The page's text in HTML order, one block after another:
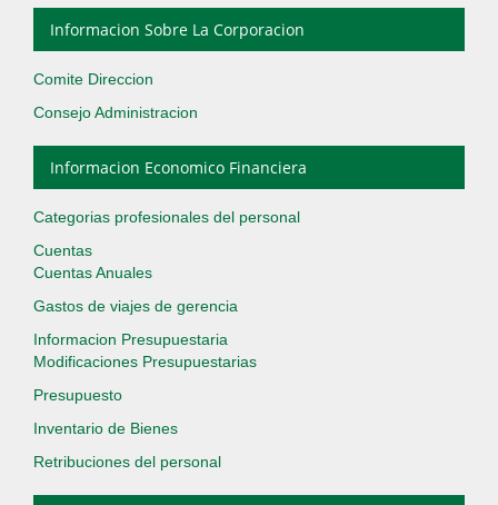
Informacion Sobre La Corporacion
Comite Direccion
Consejo Administracion
Informacion Economico Financiera
Categorias profesionales del personal
Cuentas
Cuentas Anuales
Gastos de viajes de gerencia
Informacion Presupuestaria
Modificaciones Presupuestarias
Presupuesto
Inventario de Bienes
Retribuciones del personal